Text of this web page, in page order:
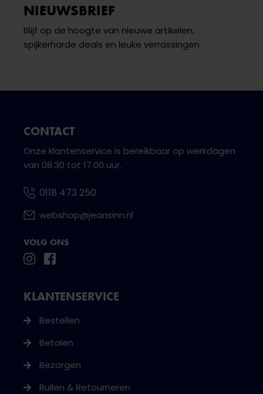
NIEUWSBRIEF
Blijf op de hoogte van nieuwe artikelen,
spijkerharde deals en leuke verrassingen
CONTACT
Onze klantenservice is bereikbaar op werkdagen
van 08.30 tot 17.00 uur.
0118 473 250
webshop@jeansinn.nl
VOLG ONS
KLANTENSERVICE
Bestellen
Betalen
Bezorgen
Ruilen & Retourneren